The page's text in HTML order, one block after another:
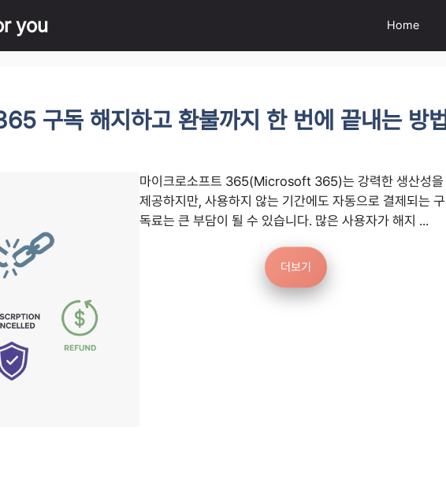
you Home
구독 해지하고 환불까지 한 번에 끝내는 방법
마이크로소프트 365(Microsoft 365)는 강력한 생산성을
제공하지만, 사용하지 않는 기간에도 자동으로 결제되는 구
독료는 큰 부담이 될 수 있습니다. 많은 사용자가 해지 ...
더보기